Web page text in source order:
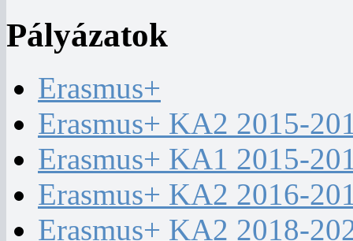
Pályázatok
Erasmus+
Erasmus+ KA2 2015-
Erasmus+ KA1 2015-
Erasmus+ KA2 2016-
Erasmus+ KA2 2018-